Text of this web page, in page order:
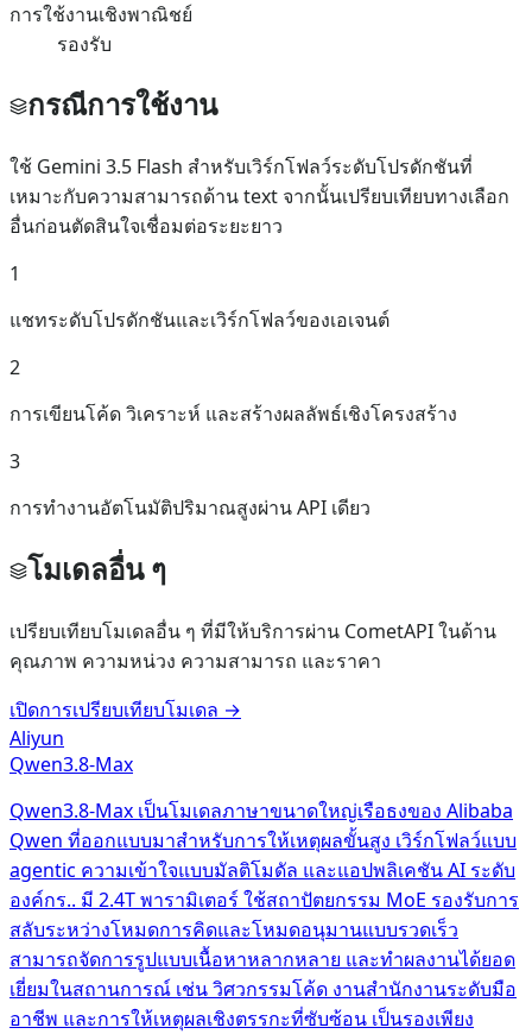
การใช้งานเชิงพาณิชย์
รองรับ
กรณีการใช้งาน
ใช้ Gemini 3.5 Flash สำหรับเวิร์กโฟลว์ระดับโปรดักชันที่
เหมาะกับความสามารถด้าน text จากนั้นเปรียบเทียบทางเลือก
อื่นก่อนตัดสินใจเชื่อมต่อระยะยาว
1
แชทระดับโปรดักชันและเวิร์กโฟลว์ของเอเจนต์
2
การเขียนโค้ด วิเคราะห์ และสร้างผลลัพธ์เชิงโครงสร้าง
3
การทำงานอัตโนมัติปริมาณสูงผ่าน API เดียว
โมเดลอื่น ๆ
เปรียบเทียบโมเดลอื่น ๆ ที่มีให้บริการผ่าน CometAPI ในด้าน
คุณภาพ ความหน่วง ความสามารถ และราคา
เปิดการเปรียบเทียบโมเดล →
Aliyun
Qwen3.8-Max
Qwen3.8-Max เป็นโมเดลภาษาขนาดใหญ่เรือธงของ Alibaba
Qwen ที่ออกแบบมาสำหรับการให้เหตุผลขั้นสูง เวิร์กโฟลว์แบบ
agentic ความเข้าใจแบบมัลติโมดัล และแอปพลิเคชัน AI ระดับ
องค์กร.. มี 2.4T พารามิเตอร์ ใช้สถาปัตยกรรม MoE รองรับการ
สลับระหว่างโหมดการคิดและโหมดอนุมานแบบรวดเร็ว
สามารถจัดการรูปแบบเนื้อหาหลากหลาย และทำผลงานได้ยอด
เยี่ยมในสถานการณ์ เช่น วิศวกรรมโค้ด งานสำนักงานระดับมือ
อาชีพ และการให้เหตุผลเชิงตรรกะที่ซับซ้อน เป็นรองเพียง